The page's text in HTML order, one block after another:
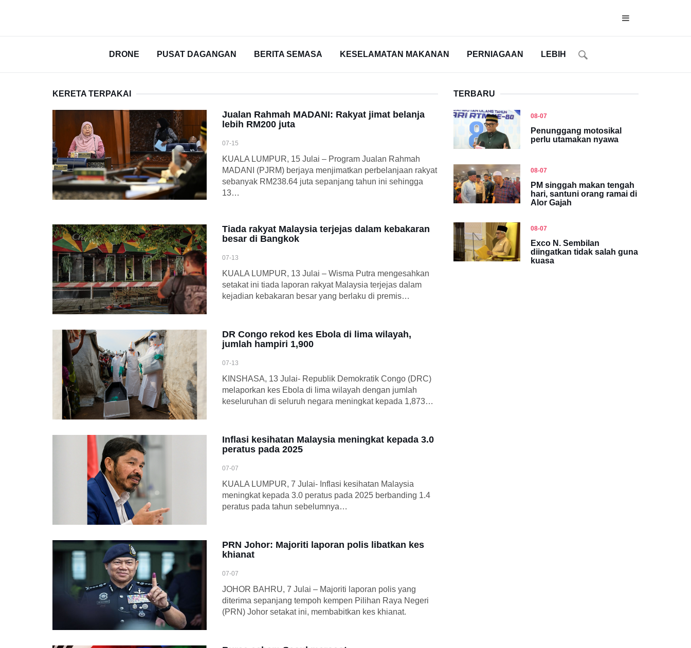
DRONE PUSAT DAGANGAN BERITA SEMASA KESELAMATAN MAKANAN PERNIAGAAN LEBIH
KERETA TERPAKAI
Jualan Rahmah MADANI: Rakyat jimat belanja
lebih RM200 juta
07-15
KUALA LUMPUR, 15 Julai – Program Jualan Rahmah
MADANI (PJRM) berjaya menjimatkan perbelanjaan rakyat
sebanyak RM238.64 juta sepanjang tahun ini sehingga
13…
Tiada rakyat Malaysia terjejas dalam kebakaran
besar di Bangkok
07-13
KUALA LUMPUR, 13 Julai – Wisma Putra mengesahkan
setakat ini tiada laporan rakyat Malaysia terjejas dalam
kejadian kebakaran besar yang berlaku di premis…
DR Congo rekod kes Ebola di lima wilayah,
jumlah hampiri 1,900
07-13
KINSHASA, 13 Julai- Republik Demokratik Congo (DRC)
melaporkan kes Ebola di lima wilayah dengan jumlah
keseluruhan di seluruh negara meningkat kepada 1,873…
Inflasi kesihatan Malaysia meningkat kepada 3.0
peratus pada 2025
07-07
KUALA LUMPUR, 7 Julai- Inflasi kesihatan Malaysia
meningkat kepada 3.0 peratus pada 2025 berbanding 1.4
peratus pada tahun sebelumnya…
PRN Johor: Majoriti laporan polis libatkan kes
khianat
07-07
JOHOR BAHRU, 7 Julai – Majoriti laporan polis yang
diterima sepanjang tempoh kempen Pilihan Raya Negeri
(PRN) Johor setakat ini, membabitkan kes khianat.
TERBARU
08-07
Penunggang motosikal
perlu utamakan nyawa
08-07
PM singgah makan tengah
hari, santuni orang ramai di
Alor Gajah
08-07
Exco N. Sembilan
diingatkan tidak salah guna
kuasa